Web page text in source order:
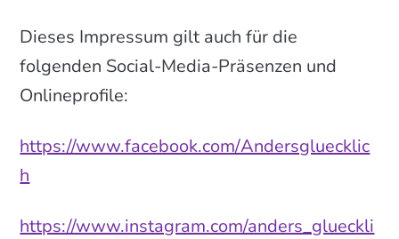
Dieses Impressum gilt auch für die
folgenden Social-Media-Präsenzen und
Onlineprofile:
https://www.facebook.com/Andersgluecklic
h
https://www.instagram.com/anders_glueckli